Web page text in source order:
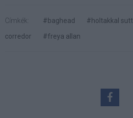
Címkék: #baghead #holtakkal
corredor
#freya allan